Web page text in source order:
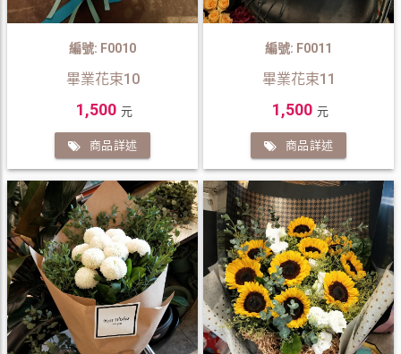
編號: F0010
畢業花束10
1,500 元
商品詳述
編號: F0011
畢業花束11
1,500 元
商品詳述